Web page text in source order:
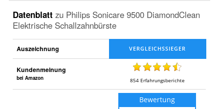
Datenblatt zu Philips Sonicare 9500 DiamondClean
Elektrische Schallzahnbürste
Auszeichnung
Kundenmeinung
bei Amazon 854 Erfahrungsberichte
Bewertung